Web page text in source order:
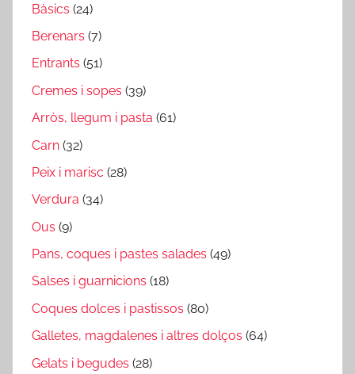
Bàsics (24)
Berenars (7)
Entrants (51)
Cremes i sopes (39)
Arròs, llegum i pasta (61)
Carn (32)
Peix i marisc (28)
Verdura (34)
Ous (9)
Pans, coques i pastes salades (49)
Salses i guarnicions (18)
Coques dolces i pastissos (80)
Galletes, magdalenes i altres dolços (64)
Gelats i begudes (28)